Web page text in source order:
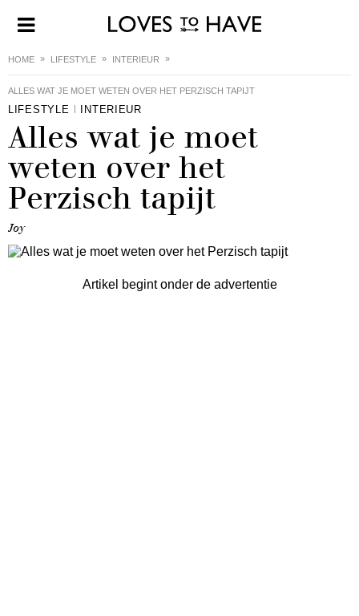
HOME LIFESTYLE INTERIEUR
ALLES WAT JE MOET WETEN OVER HET PERZISCH TAPIJT
LIFESTYLE INTERIEUR
Alles wat je moet
weten over het
Perzisch tapijt
Joy
Artikel begint onder de advertentie